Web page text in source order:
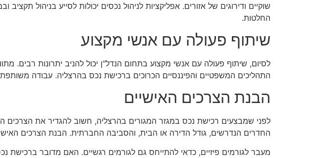
שוקיים ודירוגים של אזורים. אפליקציות לניהול נכסים יכולות לסייע בניהול
החלטות.
שיתוף פעולה עם אנשי מקצוע
לסיום, שיתוף פעולה עם אנשי מקצוע בתחום הנדל"ן יכול להניב יתרונות רבים.
התהליכים המשפטיים והפיננסיים הכרוכים ברכישת נכס בהרצליה. עבודה
הבנת הצרכים האישיים
לפני שמבצעים רכישת נכס במגזר המגורים בהרצליה, חשוב להגדיר את
החדרים הנדרשים, גודל הדירה או הבית, והסביבה החברתית. הבנת הצרכים
מעבר לגורמים פיזיים, כדאי להתייחס גם לגורמים רגשיים. האם מדובר